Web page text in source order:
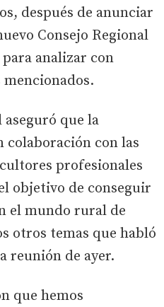
después de anunciar
Consejo Regional
analizar con
aseguró que la
colaboración con las
profesionales
objetivo de conseguir
el mundo rural de
otros temas que habló
reunión de ayer.
que hemos